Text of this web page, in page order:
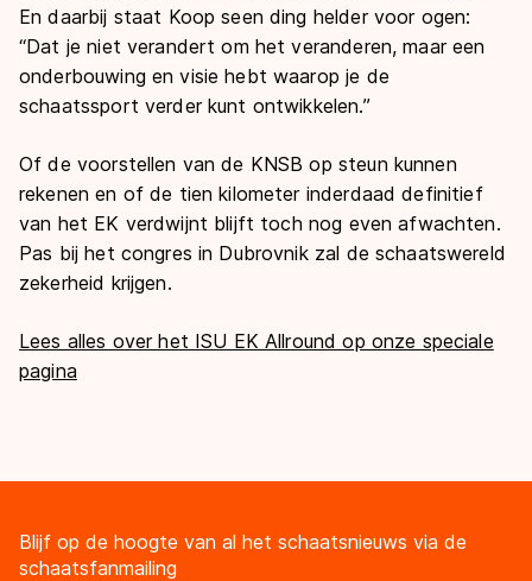
En daarbij staat Koop seen ding helder voor ogen:
“Dat je niet verandert om het veranderen, maar een
onderbouwing en visie hebt waarop je de
schaatssport verder kunt ontwikkelen.”
Of de voorstellen van de KNSB op steun kunnen
rekenen en of de tien kilometer inderdaad definitief
van het EK verdwijnt blijft toch nog even afwachten.
Pas bij het congres in Dubrovnik zal de schaatswereld
zekerheid krijgen.
Lees alles over het ISU EK Allround op onze speciale
pagina
Blijf op de hoogte van al het schaatsnieuws via de
schaatsfanmailing